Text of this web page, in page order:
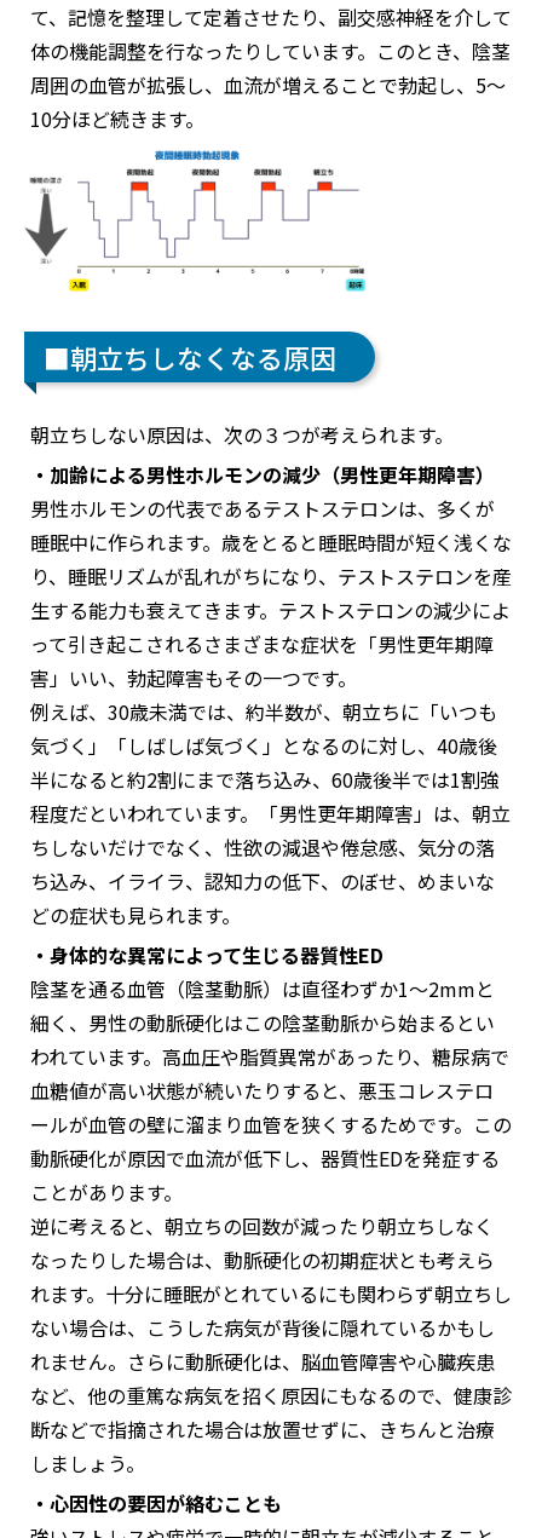
て、記憶を整理して定着させたり、副交感神経を介して
体の機能調整を行なったりしています。このとき、陰茎
周囲の血管が拡張し、血流が増えることで勃起し、5〜
10分ほど続きます。
■朝立ちしなくなる原因
朝立ちしない原因は、次の３つが考えられます。
・加齢による男性ホルモンの減少（男性更年期障害）
男性ホルモンの代表であるテストステロンは、多くが
睡眠中に作られます。歳をとると睡眠時間が短く浅くな
り、睡眠リズムが乱れがちになり、テストステロンを産
生する能力も衰えてきます。テストステロンの減少によ
って引き起こされるさまざまな症状を「男性更年期障
害」いい、勃起障害もその一つです。
例えば、30歳未満では、約半数が、朝立ちに「いつも
気づく」「しばしば気づく」となるのに対し、40歳後
半になると約2割にまで落ち込み、60歳後半では1割強
程度だといわれています。「男性更年期障害」は、朝立
ちしないだけでなく、性欲の減退や倦怠感、気分の落
ち込み、イライラ、認知力の低下、のぼせ、めまいな
どの症状も見られます。
・身体的な異常によって生じる器質性ED
陰茎を通る血管（陰茎動脈）は直径わずか1〜2mmと
細く、男性の動脈硬化はこの陰茎動脈から始まるとい
われています。高血圧や脂質異常があったり、糖尿病で
血糖値が高い状態が続いたりすると、悪玉コレステロ
ールが血管の壁に溜まり血管を狭くするためです。この
動脈硬化が原因で血流が低下し、器質性EDを発症する
ことがあります。
逆に考えると、朝立ちの回数が減ったり朝立ちしなく
なったりした場合は、動脈硬化の初期症状とも考えら
れます。十分に睡眠がとれているにも関わらず朝立ちし
ない場合は、こうした病気が背後に隠れているかもし
れません。さらに動脈硬化は、脳血管障害や心臓疾患
など、他の重篤な病気を招く原因にもなるので、健康診
断などで指摘された場合は放置せずに、きちんと治療
しましょう。
・心因性の要因が絡むことも